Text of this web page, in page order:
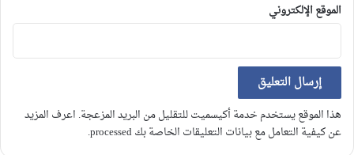
الموقع الإلكتروني
هذا الموقع يستخدم خدمة أكيسميت للتقليل من البريد المزعجة. اعرف المزيد
عن كيفية التعامل مع بيانات التعليقات الخاصة بك processed
.